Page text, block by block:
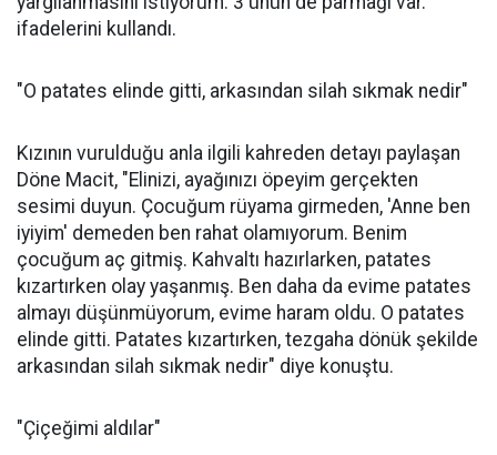
ifadelerini kullandı.
"O patates elinde gitti, arkasından silah sıkmak nedir"
Kızının vurulduğu anla ilgili kahreden detayı paylaşan
Döne Macit, "Elinizi, ayağınızı öpeyim gerçekten
sesimi duyun. Çocuğum rüyama girmeden, 'Anne ben
iyiyim' demeden ben rahat olamıyorum. Benim
çocuğum aç gitmiş. Kahvaltı hazırlarken, patates
kızartırken olay yaşanmış. Ben daha da evime patates
almayı düşünmüyorum, evime haram oldu. O patates
elinde gitti. Patates kızartırken, tezgaha dönük şekilde
arkasından silah sıkmak nedir" diye konuştu.
"Çiçeğimi aldılar"